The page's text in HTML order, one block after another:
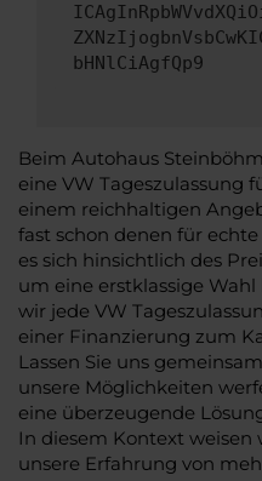
bHNlCiAgfQp9
Beim Autohaus
eine VW Tageszulassung
einem reichhaltigen
fast schon denen für
es sich hinsichtlich des
um eine erstklassige
wir jede VW
einer Finanzierung zum
Lassen Sie uns
unsere Möglichkeiten
eine überzeugende
In diesem Kontext
unsere Erfahrung von